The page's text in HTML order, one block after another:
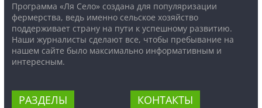
Программа «Ля Село» создана для популяризации
фермерства, ведь именно сельское хозяйство
поддерживает страну на пути к успешному развитию.
Наши журналисты сделают все, чтобы пребывание на
нашем сайте было максимально информативным и
интересным.
РАЗДЕЛЫ КОНТАКТЫ